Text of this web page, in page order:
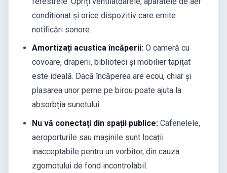
condiționat și orice dispozitiv care emite
notificări sonore.
Amortizați acustica încăperii: O cameră cu
covoare, draperii, biblioteci și mobilier tapițat
este ideală. Dacă încăperea are ecou, chiar și
plasarea unor perne pe birou poate ajuta la
absorbția sunetului.
Nu vă conectați din spații publice: Cafenelele,
aeroporturile sau mașinile sunt locații
inacceptabile pentru un vorbitor, din cauza
zgomotului de fond incontrolabil.